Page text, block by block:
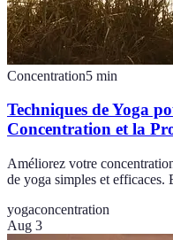
Concentration5 min
Techniques de Yoga
Concentration et la
Améliorez votre
de yoga simples et efficaces.
yogaconcentration
Aug 3